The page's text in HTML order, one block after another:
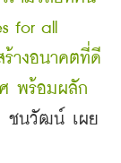
for all
ร้างอนาคตที่ดี
พร้อมผลัก
ชนวัฒน์ เผย